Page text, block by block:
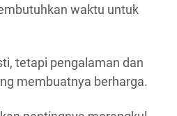
waktu untuk
tetapi pengalaman dan
membuatnya berharga.